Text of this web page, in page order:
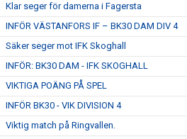
Klar seger för damerna i Fagersta
INFÖR VÄSTANFORS IF – BK30 DAM DIV 4
Säker seger mot IFK Skoghall
INFÖR: BK30 DAM - IFK SKOGHALL
VIKTIGA POÄNG PÅ SPEL
INFÖR BK30 - VIK DIVISION 4
Viktig match på Ringvallen.